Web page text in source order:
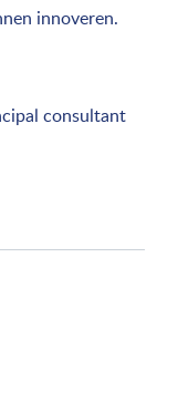
innoveren.
consultant